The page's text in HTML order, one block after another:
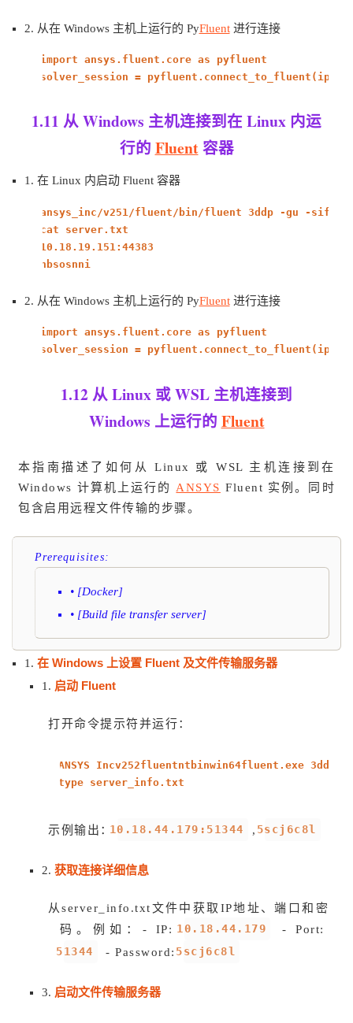
2. 从在 Windows 主机上运行的 PyFluent进行连接
import ansys.fluent.coreas pyfluent
solver_session = pyfluent.connect_to_fluent(ip=
1.11 从 Windows 主机连接到在 Linux 内运
行的 Fluent容器
1. 在 Linux 内启动 Fluent 容器
ansys_inc/v251/fluent/bin/fluent 3ddp -gu -
cat server.txt
10.18.19.151:44383
hbsosnni
2. 从在 Windows 主机上运行的 PyFluent进行连接
import ansys.fluent.coreas pyfluent
solver_session = pyfluent.connect_to_fluent(ip=
1.12 从 Linux 或 WSL 主机连接到
Windows 上运行的 Fluent
本指南描述了如何从 Linux 或 WSL 主机连接到在
Windows 计算机上运行的 ANSYS Fluent 实例。同时
包含启用远程文件传输的步骤。
Prerequisites:
• [Docker]
• [Build file transfer server]
1. 在 Windows 上设置 Fluent 及文件传输服务器
1. 启动 Fluent
打开命令提示符并运行：
ANSYS Incv252fluentntbinwin64fluent.exe
type server_info.txt
示例输出：10.18.44.179:51344 ,5scj6c8l
2. 获取连接详细信息
从server_info.txt文件中获取IP地址、端口和密
码。例如：- IP:10.18.44.179
- Port:
51344
- Password:5scj6c8l
3. 启动文件传输服务器